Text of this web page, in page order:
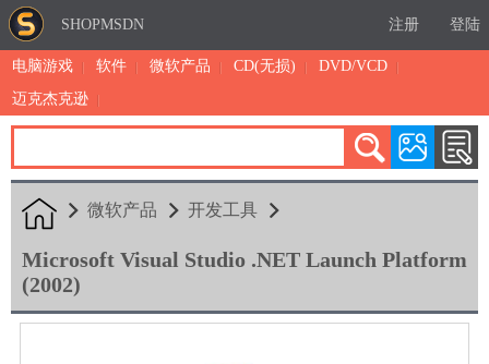
SHOPMSDN 注册 登陆
电脑游戏 软件 微软产品 CD(无损)
DVD/VCD
迈克杰克逊
累计注册：4877
微软产品 开发工具
Microsoft Visual Studio .NET Launch Platform
(2002)